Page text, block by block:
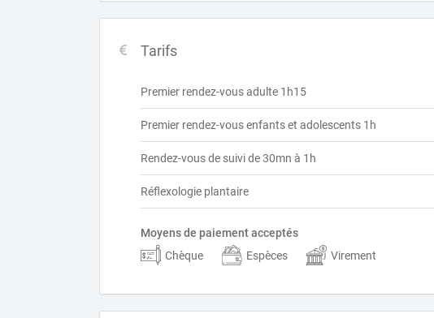
Tarifs
Premier rendez-vous adulte 1h15
Premier rendez-vous enfants et adolescents 1h
Rendez-vous de suivi de 30mn à 1h
Réflexologie plantaire
Moyens de paiement acceptés
Chèque
Espèces Virement